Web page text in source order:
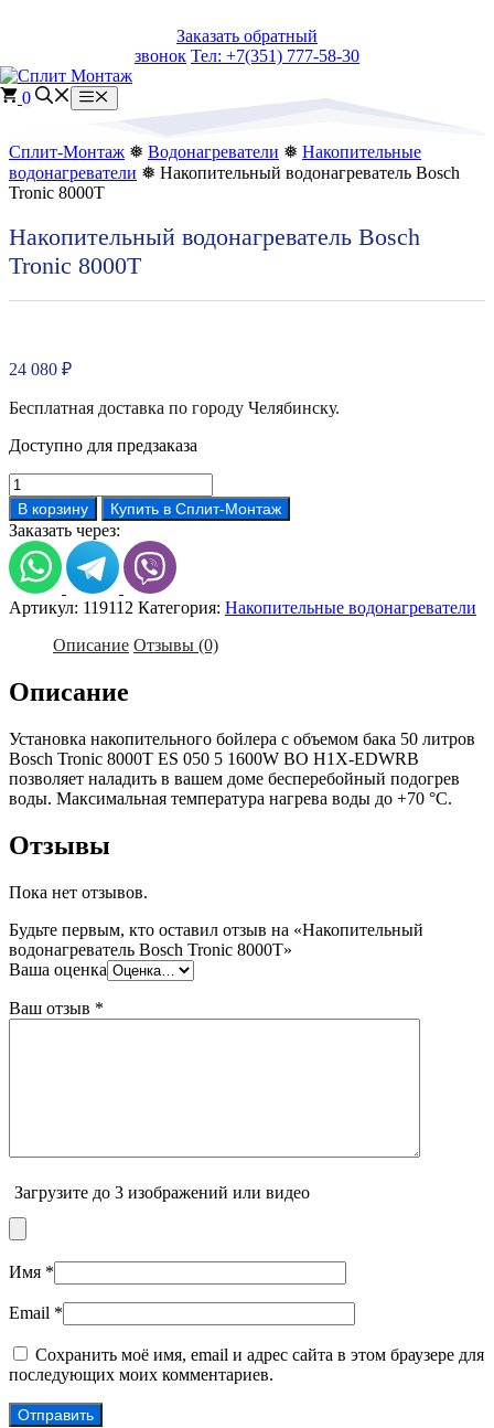
Заказать обратный
звонок Тел: +7(351) 777-58-30
0 Меню
Сплит-Монтаж ❅ Водонагреватели ❅ Накопительные
водонагреватели ❅ Накопительный водонагреватель Bosch
Tronic 8000T
Накопительный водонагреватель Bosch
Tronic 8000T
24 080 ₽
Бесплатная доставка по городу Челябинску.
Доступно для предзаказа
Количество
товара
Накопительный
водонагреватель
Bosch
Tronic
8000T
В корзину Купить в Сплит-Монтаж
Заказать через:
Артикул: 119112 Категория: Накопительные водонагреватели
Описание Отзывы (0)
Описание
Установка накопительного бойлера с объемом бака 50 литров
Bosch Tronic 8000T ES 050 5 1600W BO H1X-EDWRB
позволяет наладить в вашем доме бесперебойный подогрев
воды. Максимальная температура нагрева воды до +70 °С.
Отзывы
Пока нет отзывов.
Будьте первым, кто оставил отзыв на «Накопительный
водонагреватель Bosch Tronic 8000T»
Ваша оценка
Ваш отзыв *
Загрузите до 3 изображений или видео
Имя *
Email *
Сохранить моё имя, email и адрес сайта в этом браузере для
последующих моих комментариев.